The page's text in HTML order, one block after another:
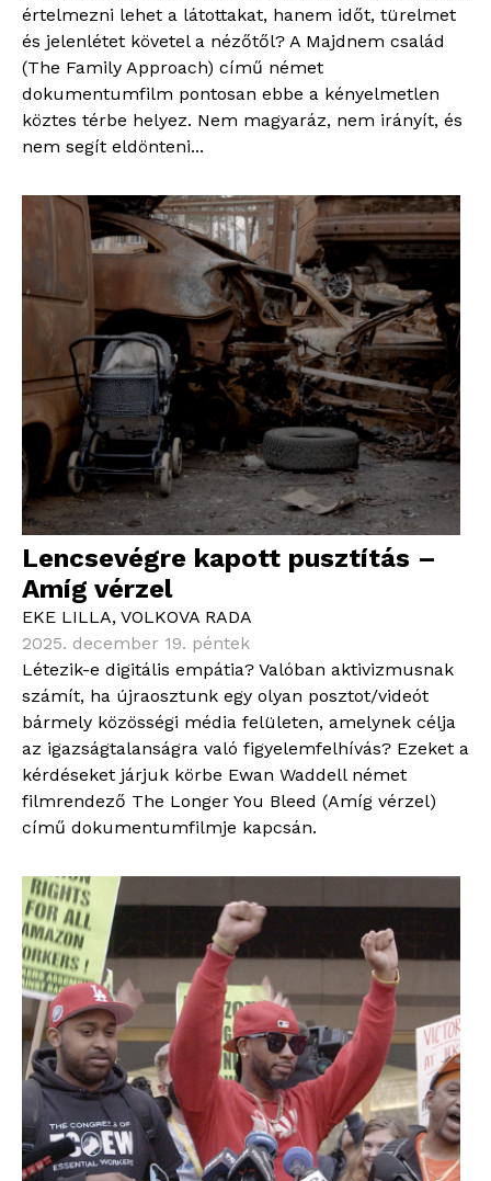
értelmezni lehet a látottakat, hanem időt, türelmet
és jelenlétet követel a nézőtől? A Majdnem család
(The Family Approach) című német
dokumentumfilm pontosan ebbe a kényelmetlen
köztes térbe helyez. Nem magyaráz, nem irányít, és
nem segít eldönteni...
Lencsevégre kapott pusztítás –
Amíg vérzel
EKE LILLA, VOLKOVA RADA
2025. december 19. péntek
Létezik-e digitális empátia? Valóban aktivizmusnak
számít, ha újraosztunk egy olyan posztot/videót
bármely közösségi média felületen, amelynek célja
az igazságtalanságra való figyelemfelhívás? Ezeket a
kérdéseket járjuk körbe Ewan Waddell német
filmrendező The Longer You Bleed (Amíg vérzel)
című dokumentumfilmje kapcsán.